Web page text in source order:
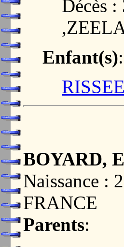
Décès
Enfant(s):
BOYARD,
Naissance :
FRANCE
Parents: